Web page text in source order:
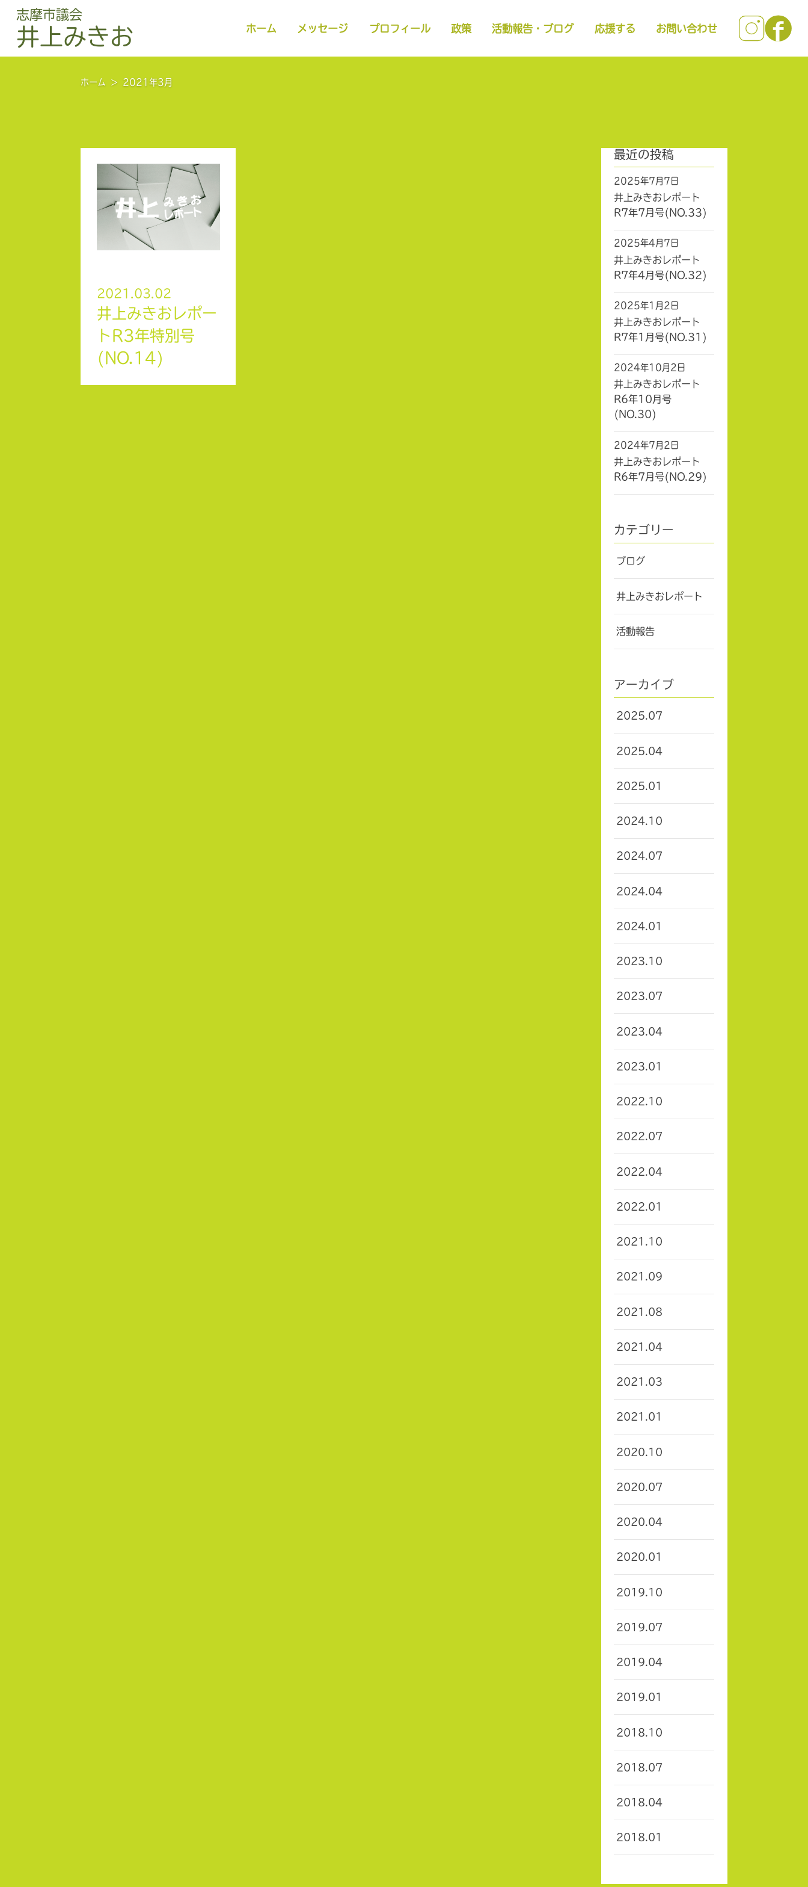
志摩市議会
井上みきお ホーム メッセージ プロフィール 政策 活動報告・ブログ 応援する お問い合わせ
ホーム 2021年3月
2021.03.02
井上みきおレポー
トR3年特別号
(NO.14)
最近の投稿
井上みきおレポート
R7年7月号(NO.33)
2025年7月7日
井上みきおレポート
R7年4月号(NO.32)
2025年4月7日
井上みきおレポート
R7年1月号(NO.31)
2025年1月2日
井上みきおレポート
R6年10月号
(NO.30)
2024年10月2日
井上みきおレポート
R6年7月号(NO.29)
2024年7月2日
カテゴリー
ブログ
井上みきおレポート
活動報告
アーカイブ
2025.07
2025.04
2025.01
2024.10
2024.07
2024.04
2024.01
2023.10
2023.07
2023.04
2023.01
2022.10
2022.07
2022.04
2022.01
2021.10
2021.09
2021.08
2021.04
2021.03
2021.01
2020.10
2020.07
2020.04
2020.01
2019.10
2019.07
2019.04
2019.01
2018.10
2018.07
2018.04
2018.01